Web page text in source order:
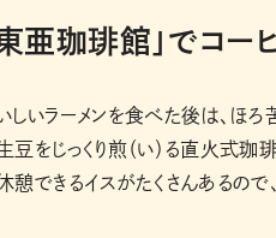
東亜珈琲館」でコー
しいラーメンを食べた後は、ほ
豆をじっくり煎（い）る直火式珈
憩できるイスがたくさんあるので